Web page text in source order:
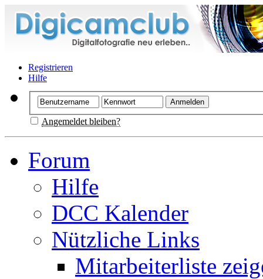
Registrieren
Hilfe
Angemeldet bleiben?
Forum
Hilfe
DCC Kalender
Nützliche Links
Mitarbeiterliste